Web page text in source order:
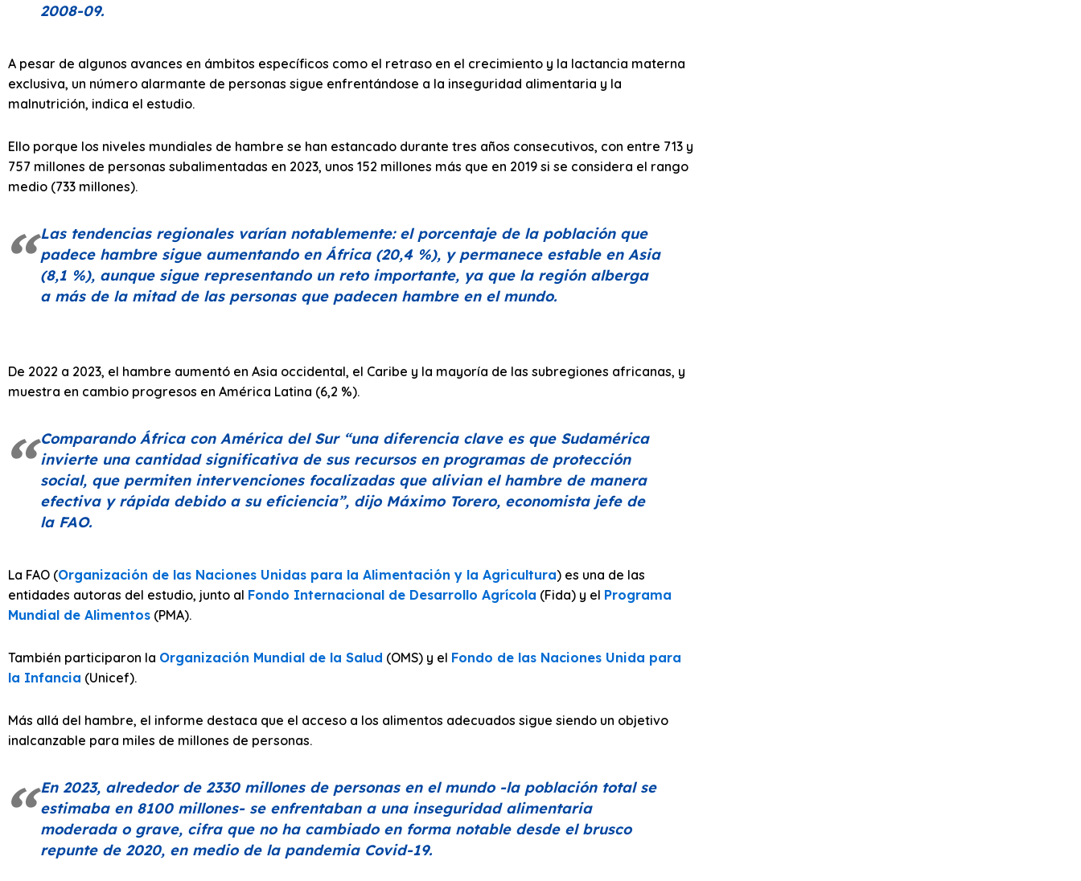
2008-09.
A pesar de algunos avances en ámbitos específicos como el retraso en el crecimiento y la lactancia materna
exclusiva, un número alarmante de personas sigue enfrentándose a la inseguridad alimentaria y la
malnutrición, indica el estudio.
Ello porque los niveles mundiales de hambre se han estancado durante tres años consecutivos, con entre 713 y
757 millones de personas subalimentadas en 2023, unos 152 millones más que en 2019 si se considera el rango
medio (733 millones).
Las tendencias regionales varían notablemente: el porcentaje de la población que
padece hambre sigue aumentando en África (20,4 %), y permanece estable en Asia
(8,1 %), aunque sigue representando un reto importante, ya que la región alberga
a más de la mitad de las personas que padecen hambre en el mundo.
De 2022 a 2023, el hambre aumentó en Asia occidental, el Caribe y la mayoría de las subregiones africanas, y
muestra en cambio progresos en América Latina (6,2 %).
Comparando África con América del Sur “una diferencia clave es que Sudamérica
invierte una cantidad significativa de sus recursos en programas de protección
social, que permiten intervenciones focalizadas que alivian el hambre de manera
efectiva y rápida debido a su eficiencia”, dijo Máximo Torero, economista jefe de
la FAO.
La FAO (Organización de las Naciones Unidas para la Alimentación y la Agricultura) es una de las
entidades autoras del estudio, junto al Fondo Internacional de Desarrollo Agrícola (Fida) y el Programa
Mundial de Alimentos (PMA).
También participaron la Organización Mundial de la Salud (OMS) y el Fondo de las Naciones Unida para
la Infancia (Unicef).
Más allá del hambre, el informe destaca que el acceso a los alimentos adecuados sigue siendo un objetivo
inalcanzable para miles de millones de personas.
En 2023, alrededor de 2330 millones de personas en el mundo -la población total se
estimaba en 8100 millones- se enfrentaban a una inseguridad alimentaria
moderada o grave, cifra que no ha cambiado en forma notable desde el brusco
repunte de 2020, en medio de la pandemia Covid-19.